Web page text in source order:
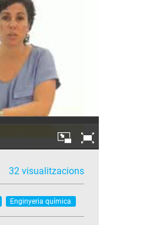
32 visualitzacions
Enginyeria química